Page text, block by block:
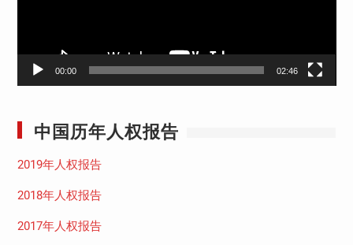
00:00 02:46
中国历年人权报告
2019年人权报告
2018年人权报告
2017年人权报告